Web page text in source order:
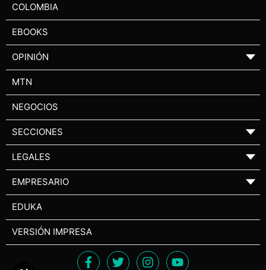
COLOMBIA
EBOOKS
OPINIÓN ▼
MTN
NEGOCIOS
SECCIONES ▼
LEGALES ▼
EMPRESARIO ▼
EDUKA
VERSIÓN IMPRESA